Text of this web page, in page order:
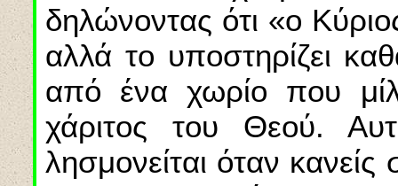
δηλώνοντας ότι «ο
αλλά το υποστηρίζει
από ένα χωρίο που
χάριτος του Θεού.
λησμονείται όταν